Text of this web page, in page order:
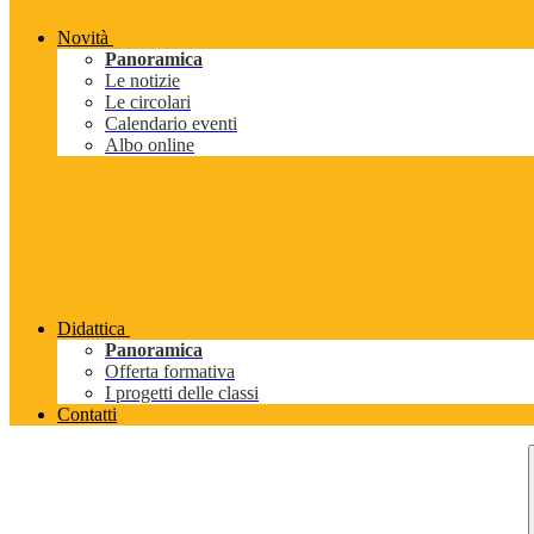
Novità
Panoramica
Le notizie
Le circolari
Calendario eventi
Albo online
Didattica
Panoramica
Offerta formativa
I progetti delle classi
Contatti